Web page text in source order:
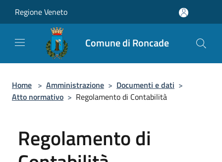
Regione Veneto
Comune di Roncade
Home > Amministrazione > Documenti e dati >
Atto normativo > Regolamento di Contabilità
Regolamento di